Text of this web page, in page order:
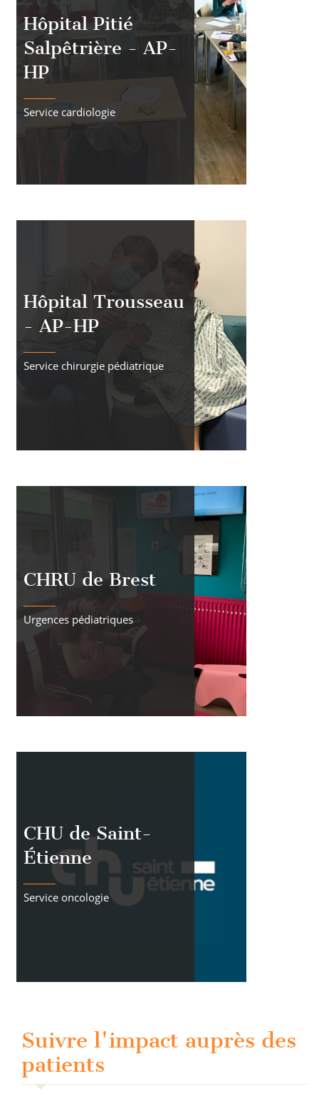
Hôpital Pitié
Salpêtrière - AP-
HP
Service cardiologie
Hôpital Trousseau
- AP-HP
Service chirurgie pédiatrique
CHRU de Brest
Urgences pédiatriques
CHU de Saint-
Étienne
Service oncologie
Suivre l'impact auprès des
patients